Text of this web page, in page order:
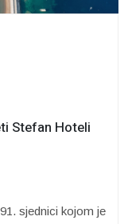
Stefan Hoteli
sjednici kojom je